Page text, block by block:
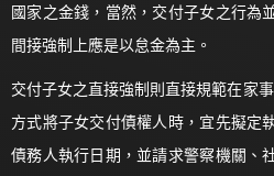
國家之金錢，當然，交付子女之行為
間接強制上應是以怠金為主。
交付子女之直接強制則直接規範在家
方式將子女交付債權人時，宜先擬定
債務人執行日期，並請求警察機關、